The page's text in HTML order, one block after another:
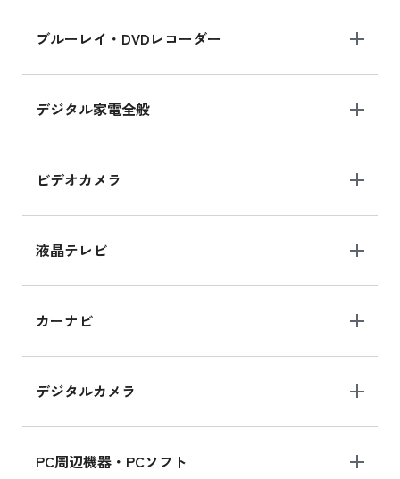
ブルーレイ・DVDレコーダー
デジタル家電全般
ビデオカメラ
液晶テレビ
カーナビ
デジタルカメラ
PC周辺機器・PCソフト
iPhone 16 シリーズ
iPhone 16 の新品買取価格
iPad Air 11インチ シリーズ
iPad Air 11インチ の新品買取価格
iPhone 15 128GB シリーズ
iPhone 15 128GB の新品買取価格
MK2K3J/Aの新品買取価格はこちら